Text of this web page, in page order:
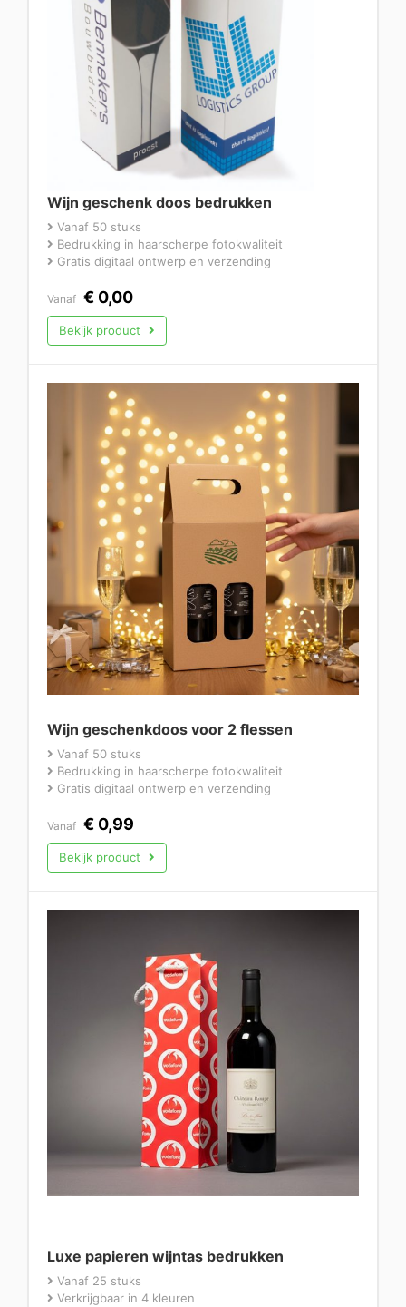
Wijn geschenk doos bedrukken
Vanaf 50 stuks
Bedrukking in haarscherpe fotokwaliteit
Gratis digitaal ontwerp en verzending
Vanaf € 0,00
Bekijk product
Wijn geschenkdoos voor 2 flessen
Vanaf 50 stuks
Bedrukking in haarscherpe fotokwaliteit
Gratis digitaal ontwerp en verzending
Vanaf € 0,99
Bekijk product
Luxe papieren wijntas bedrukken
Vanaf 25 stuks
Verkrijgbaar in 4 kleuren